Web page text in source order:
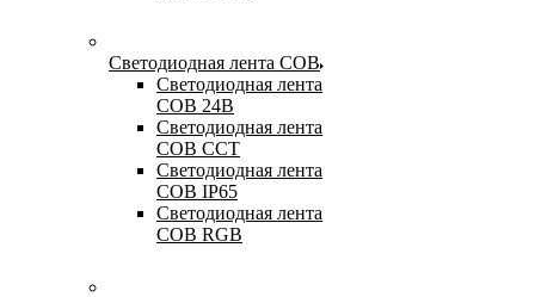
Светодиодная лента COB
Светодиодная лента
COB 24В
Светодиодная лента
COB CCT
Светодиодная лента
COB IP65
Светодиодная лента
COB RGB